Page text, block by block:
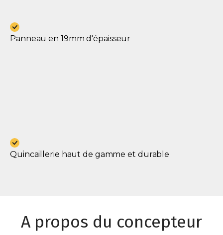
Panneau en 19mm d'épaisseur
Quincaillerie haut de gamme et durable
A propos du concepteur